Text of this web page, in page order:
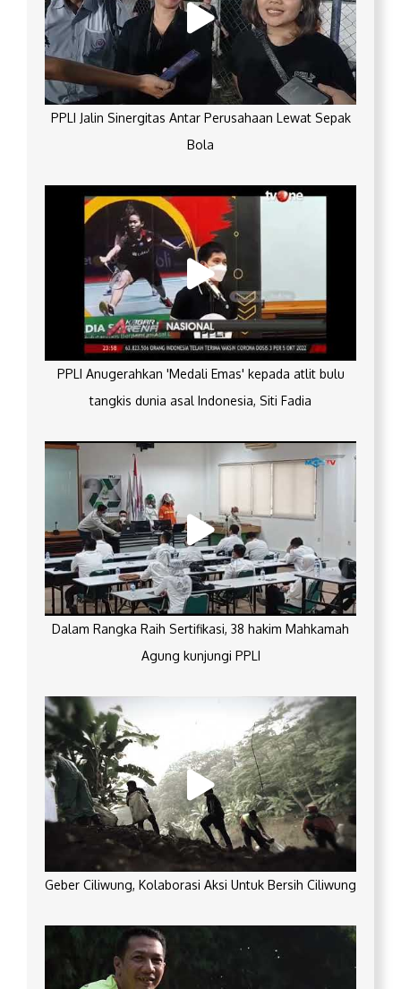
PPLI Jalin Sinergitas Antar Perusahaan Lewat Sepak
Bola
PPLI Anugerahkan 'Medali Emas' kepada atlit bulu
tangkis dunia asal Indonesia, Siti Fadia
Dalam Rangka Raih Sertifikasi, 38 hakim Mahkamah
Agung kunjungi PPLI
Geber Ciliwung, Kolaborasi Aksi Untuk Bersih Ciliwung